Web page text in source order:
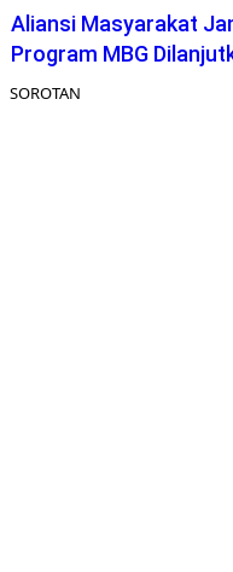
Aliansi Masyarakat
Program MBG
SOROTAN